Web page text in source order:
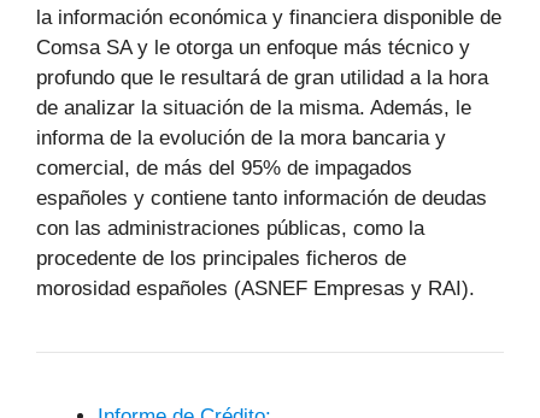
la información económica y financiera disponible de
Comsa SA y le otorga un enfoque más técnico y
profundo que le resultará de gran utilidad a la hora
de analizar la situación de la misma. Además, le
informa de la evolución de la mora bancaria y
comercial, de más del 95% de impagados
españoles y contiene tanto información de deudas
con las administraciones públicas, como la
procedente de los principales ficheros de
morosidad españoles (ASNEF Empresas y RAI).